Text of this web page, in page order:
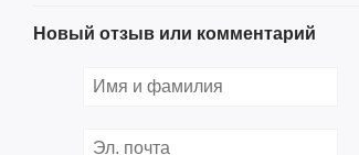
Новый отзыв или комментарий